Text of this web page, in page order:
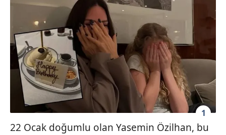
1
22 Ocak doğumlu olan Yasemin Özilhan, bu